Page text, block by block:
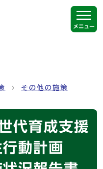
メニュー
その他の施策
代育成支援
行動計画